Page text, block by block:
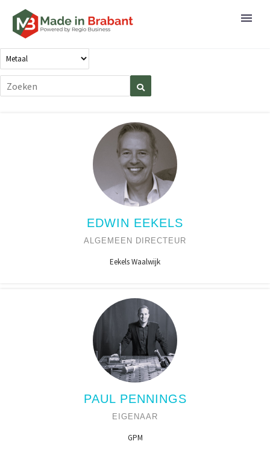
EDWIN EEKELS
ALGEMEEN DIRECTEUR
Eekels Waalwijk
PAUL PENNINGS
EIGENAAR
GPM